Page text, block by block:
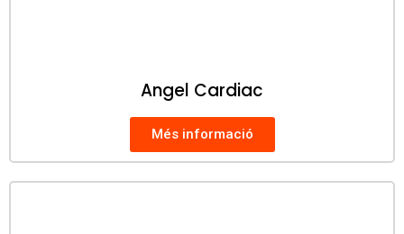
Angel Cardiac
Més informació